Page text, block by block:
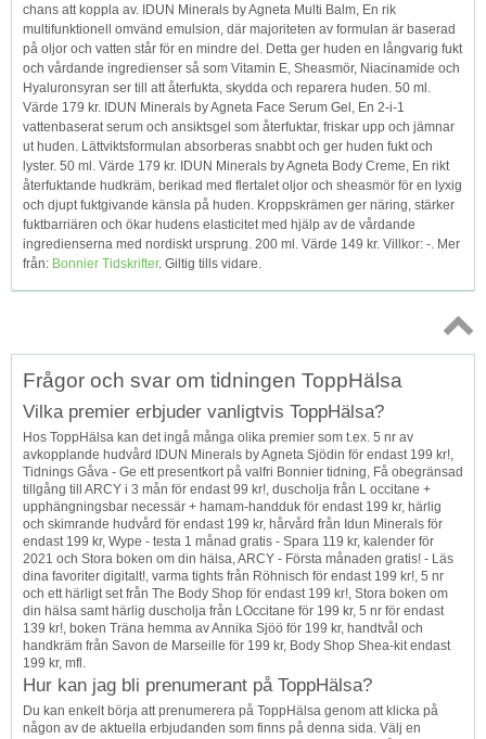
chans att koppla av. IDUN Minerals by Agneta Multi Balm, En rik
multifunktionell omvänd emulsion, där majoriteten av formulan är baserad
på oljor och vatten står för en mindre del. Detta ger huden en långvarig fukt
och vårdande ingredienser så som Vitamin E, Sheasmör, Niacinamide och
Hyaluronsyran ser till att återfukta, skydda och reparera huden. 50 ml.
Värde 179 kr. IDUN Minerals by Agneta Face Serum Gel, En 2-i-1
vattenbaserat serum och ansiktsgel som återfuktar, friskar upp och jämnar
ut huden. Lättviktsformulan absorberas snabbt och ger huden fukt och
lyster. 50 ml. Värde 179 kr. IDUN Minerals by Agneta Body Creme, En rikt
återfuktande hudkräm, berikad med flertalet oljor och sheasmör för en lyxig
och djupt fuktgivande känsla på huden. Kroppskrämen ger näring, stärker
fuktbarriären och ökar hudens elasticitet med hjälp av de vårdande
ingredienserna med nordiskt ursprung. 200 ml. Värde 149 kr. Villkor: -. Mer
från: Bonnier Tidskrifter. Giltig tills vidare.
Topp
Frågor och svar om tidningen ToppHälsa
Vilka premier erbjuder vanligtvis ToppHälsa?
Hos ToppHälsa kan det ingå många olika premier som t.ex. 5 nr av
avkopplande hudvård IDUN Minerals by Agneta Sjödin för endast 199 kr!,
Tidnings Gåva - Ge ett presentkort på valfri Bonnier tidning, Få obegränsad
tillgång till ARCY i 3 mån för endast 99 kr!, duscholja från L occitane +
upphängningsbar necessär + hamam-handduk för endast 199 kr, härlig
och skimrande hudvård för endast 199 kr, hårvård från Idun Minerals för
endast 199 kr, Wype - testa 1 månad gratis - Spara 119 kr, kalender för
2021 och Stora boken om din hälsa, ARCY - Första månaden gratis! - Läs
dina favoriter digitalt!, varma tights från Röhnisch för endast 199 kr!, 5 nr
och ett härligt set från The Body Shop för endast 199 kr!, Stora boken om
din hälsa samt härlig duscholja från LOccitane för 199 kr, 5 nr för endast
139 kr!, boken Träna hemma av Annika Sjöö för 199 kr, handtvål och
handkräm från Savon de Marseille för 199 kr, Body Shop Shea-kit endast
199 kr, mfl.
Hur kan jag bli prenumerant på ToppHälsa?
Du kan enkelt börja att prenumerera på ToppHälsa genom att klicka på
någon av de aktuella erbjudanden som finns på denna sida. Välj en